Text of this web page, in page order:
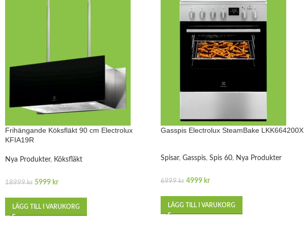
Frihängande Köksfläkt 90 cm Electrolux
KFIA19R
Nya Produkter, Köksfläkt
18999kr 5999 kr
LÄGG TILL I VARUKORG
Gasspis Electrolux SteamBake LKK664200X
Spisar, Gasspis, Spis 60, Nya Produkter
6999kr 4999 kr
LÄGG TILL I VARUKORG